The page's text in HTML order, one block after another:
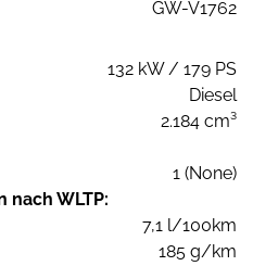
GW-V1762
132 kW / 179 PS
Diesel
2.184 cm³
1 (None)
nach WLTP:
7,1 l/100km
185 g/km